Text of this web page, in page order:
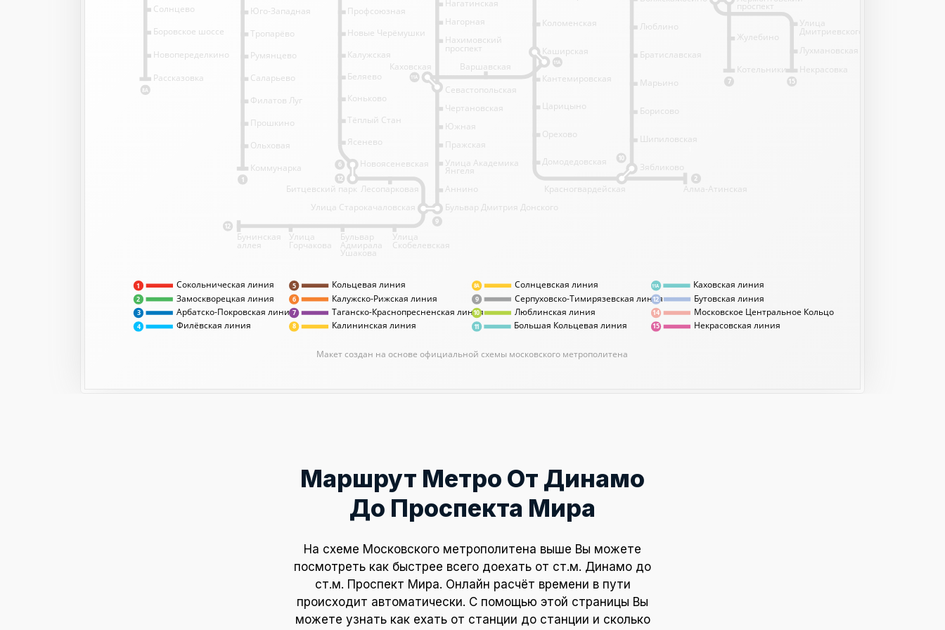
Сокольническая линия
Замоскворецкая линия
Арбатско-Покровская линия
Филёвская линия
Кольцевая линия
Калужско-Рижская линия
Таганско-Краснопресненская линия
Калининская линия
Солнцевская линия
Серпуховско-Тимирязевская линия
Люблинская линия
Каховская линия
Бутовская линия
Московское Центральное Кольцо
Макет создан на основе официальной схемы московского метрополитена
2
3
11А
Большая Кольцевая линия
8
9
10
7
6 12
8А
11
14
5
4
1
15 Некрасовская линия
7
2
10
11А
11А
9
6
12
12
1
8А
15
Профсоюзная
Новые Черёмушки
Калужская
Беляево
Коньково
Тёплый Стан
Ясенево
Новоясеневская
Нагатинская
Нагорная
Нахимовский
проспект
Севастопольская
Чертановская
Южная
Пражская
Улица Академика
Янгеля
проспект
Жулебино
Котельники
Люблино
Братиславская
Марьино
Борисово
Шипиловская
Зябликово
Коломенская
Каширская
Кантемировская
Царицыно
Орехово
Домодедовская
Красногвардейская Алма-Атинская
Аннино
Бульвар Дмитрия Донского
Саларьево
Румянцево
Тропарёво
Юго-Западная
Варшавская
Битцевский парк Лесопарковая
Улица Старокачаловская
Улица
Скобелевская
Бульвар
Адмирала
Ушакова
Улица
Горчакова
Бунинская
аллея
Каховская
Рассказовка
Новопеределкино
Боровское шоссе
Солнцево
Улица
Дмитриевского
Лухмановская
Некрасовка
Филатов Луг
Прошкино
Ольховая
Коммунарка
Маршрут Метро От Динамо
До Проспекта Мира
На схеме Московского метрополитена выше Вы можете
посмотреть как быстрее всего доехать от ст.м. Динамо до
ст.м. Проспект Мира. Онлайн расчёт времени в пути
происходит автоматически. С помощью этой страницы Вы
можете узнать как ехать от станции до станции и сколько